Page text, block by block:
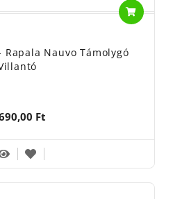
Rapala Nauvo Támolygó
Ft